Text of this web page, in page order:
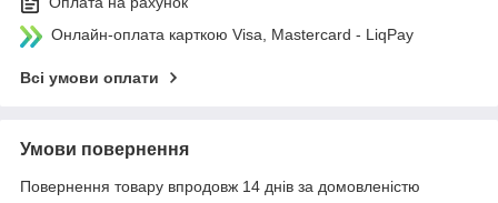
Онлайн-оплата карткою Visa, Mastercard - LiqPay
Всі умови оплати
Умови повернення
Повернення товару впродовж 14 днів за домовленістю